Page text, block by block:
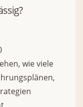
wie viele